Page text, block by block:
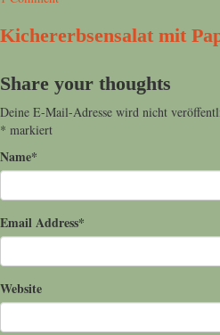
Kichererbsensalat mit
Share your thoughts
Deine E-Mail-Adresse wird nicht
* markiert
Name*
Email Address*
Website